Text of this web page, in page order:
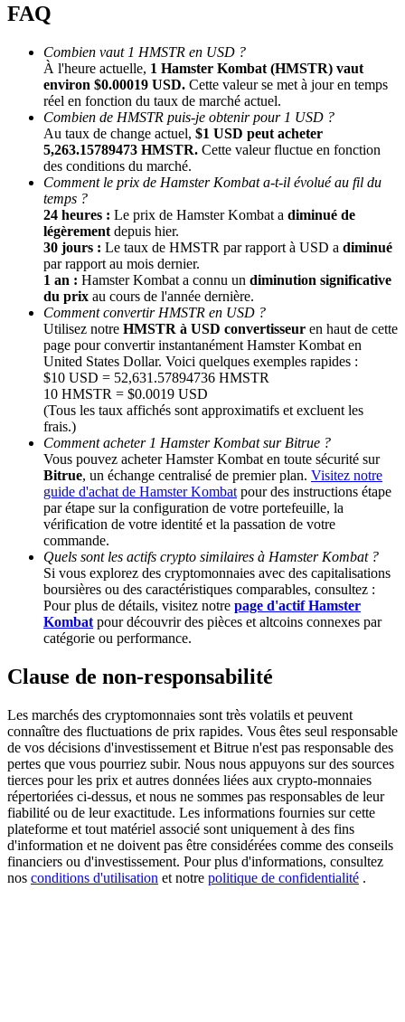
Parrainage
Invitez un ami pour recevoir des récompenses en espèces
Deposit CASHCAT & Win
Deposit CASHCAT & Win
Share 500000 CASHCAT prize pool
Exclusive for BitMart Users
Register & Trade to Win 500,000 USDT
Precious Metals Trading Carnival
Trade Gold & Silver · 33,333 USDT Bonus
USDT New User Exclusive 10% APR
USDT Flexible Staking | Daily Rewards
New Listing Futures Fest
Trade New Futures, Win 200,000 USDT
FAQ
Combien vaut 1 HMSTR en USD ?
À l'heure actuelle, 1 Hamster Kombat (HMSTR) vaut
environ $0.00019 USD. Cette valeur se met à jour en temps
réel en fonction du taux de marché actuel.
Combien de HMSTR puis-je obtenir pour 1 USD ?
Au taux de change actuel, $1 USD peut acheter
5,263.15789473 HMSTR. Cette valeur fluctue en fonction
des conditions du marché.
Comment le prix de Hamster Kombat a-t-il évolué au fil du
temps ?
24 heures : Le prix de Hamster Kombat a diminué de
légèrement depuis hier.
30 jours : Le taux de HMSTR par rapport à USD a diminué
par rapport au mois dernier.
1 an : Hamster Kombat a connu un diminution significative
du prix au cours de l'année dernière.
Comment convertir HMSTR en USD ?
Utilisez notre HMSTR à USD convertisseur en haut de cette
page pour convertir instantanément Hamster Kombat en
United States Dollar. Voici quelques exemples rapides :
$10 USD = 52,631.57894736 HMSTR
10 HMSTR = $0.0019 USD
(Tous les taux affichés sont approximatifs et excluent les
frais.)
Comment acheter 1 Hamster Kombat sur Bitrue ?
Vous pouvez acheter Hamster Kombat en toute sécurité sur
Bitrue, un échange centralisé de premier plan. Visitez notre
guide d'achat de Hamster Kombat pour des instructions étape
par étape sur la configuration de votre portefeuille, la
vérification de votre identité et la passation de votre
commande.
Quels sont les actifs crypto similaires à Hamster Kombat ?
Si vous explorez des cryptomonnaies avec des capitalisations
boursières ou des caractéristiques comparables, consultez :
Pour plus de détails, visitez notre page d'actif Hamster
Kombat pour découvrir des pièces et altcoins connexes par
catégorie ou performance.
Clause de non-responsabilité
Les marchés des cryptomonnaies sont très volatils et peuvent
connaître des fluctuations de prix rapides. Vous êtes seul responsable
de vos décisions d'investissement et Bitrue n'est pas responsable des
pertes que vous pourriez subir. Nous nous appuyons sur des sources
tierces pour les prix et autres données liées aux crypto-monnaies
répertoriées ci-dessus, et nous ne sommes pas responsables de leur
fiabilité ou de leur exactitude. Les informations fournies sur cette
plateforme et tout matériel associé sont uniquement à des fins
d'information et ne doivent pas être considérées comme des conseils
financiers ou d'investissement. Pour plus d'informations, consultez
nos conditions d'utilisation et notre politique de confidentialité .